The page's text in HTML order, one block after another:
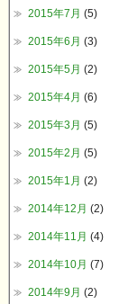
2015年7月 (5)
2015年6月 (3)
2015年5月 (2)
2015年4月 (6)
2015年3月 (5)
2015年2月 (5)
2015年1月 (2)
2014年12月 (2)
2014年11月 (4)
2014年10月 (7)
2014年9月 (2)